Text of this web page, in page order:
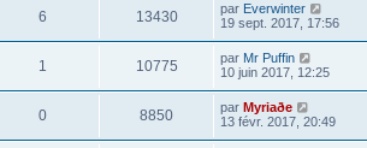
6 13430 par Everwinter
19 sept. 2017, 17:56
1 10775 par Mr Puffin
10 juin 2017, 12:25
0 8850 par Myriaðe
13 févr. 2017, 20:49